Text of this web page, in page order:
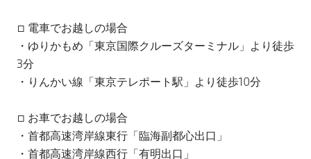
□ 電車でお越しの場合
・ゆりかもめ「東京国際クルーズターミナル」より徒歩
3分
・りんかい線「東京テレポート駅」より徒歩10分
□ お車でお越しの場合
・首都高速湾岸線東行「臨海副都心出口」
・首都高速湾岸線西行「有明出口」